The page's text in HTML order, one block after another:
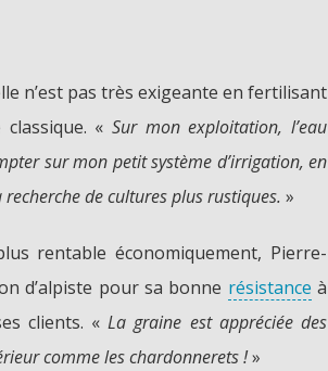
n’est pas très exigeante en fertilisant
« Sur mon exploitation, l’eau
sur mon petit système d’irrigation, en
de cultures plus rustiques. »
rentable économiquement, Pierre-
d’alpiste pour sa bonne résistance à
clients. «La graine est appréciée des
comme les chardonnerets !»